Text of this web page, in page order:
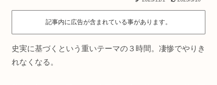
記事内に広告が含まれている事があります。
史実に基づくという重いテーマの３時間。凄惨でやりき
れなくなる。